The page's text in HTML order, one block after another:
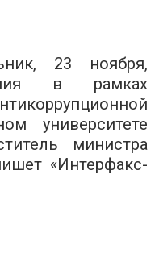
23 ноября,
в рамках
университете
министра
«Интерфакс-